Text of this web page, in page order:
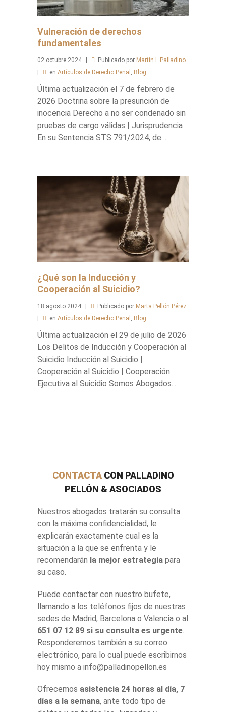
Vulneración de derechos
fundamentales
02 octubre 2024 Publicado por Martín I. Palladino
en Artículos de Derecho Penal , Blog
Última actualización el 7 de febrero de
2026 Doctrina sobre la presunción de
inocencia Derecho a no ser condenado sin
pruebas de cargo válidas | Jurisprudencia
En su Sentencia STS 791/2024, de ...
¿Qué son la Inducción y
Cooperación al Suicidio?
18 agosto 2024 Publicado por Marta Pellón Pérez
en Artículos de Derecho Penal Blog
Última actualización el 29 de julio de 2026
Los Delitos de Inducción y Cooperación al
Suicidio Inducción al Suicidio |
Cooperación al Suicidio | Cooperación
Ejecutiva al Suicidio Somos Abogados...
CONTACTACON PALLADINO
PELLÓN & ASOCIADOS
Nuestros abogados tratarán su consulta
con la máxima confidencialidad, le
explicarán exactamente cual es la
situación a la que se enfrenta y le
recomendarán la mejor estrategia para
su caso.
Puede contactar con nuestro bufete,
llamando a los teléfonos fijos de nuestras
sedes de Madrid, Barcelona o Valencia o al
651 07 12 89 si su consulta es urgente
Responderemos también a su correo
electrónico, para lo cual puede escribirnos
hoy mismo a info@palladinopellon.es
Ofrecemos asistencia 24 horas al día, 7
días a la semana, ante todo tipo de